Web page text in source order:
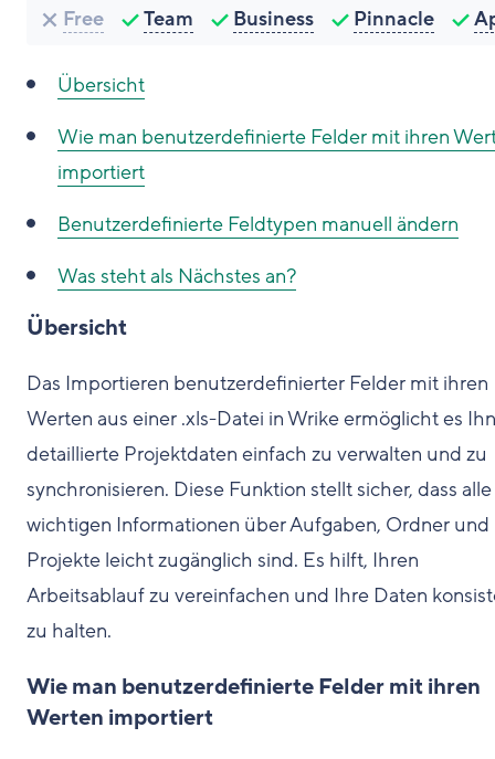
Free Team Business Pinnacle
Übersicht
Wie man benutzerdefinierte Felder mit ihren
importiert
Benutzerdefinierte Feldtypen manuell ändern
Was steht als Nächstes an?
Übersicht
Das Importieren benutzerdefinierter Felder mit ihren
Werten aus einer .xls-Datei in Wrike ermöglicht es
detaillierte Projektdaten einfach zu verwalten und zu
synchronisieren. Diese Funktion stellt sicher, dass alle
wichtigen Informationen über Aufgaben, Ordner und
Projekte leicht zugänglich sind. Es hilft, Ihren
Arbeitsablauf zu vereinfachen und Ihre Daten
zu halten.
Wie man benutzerdefinierte Felder mit ihren
Werten importiert